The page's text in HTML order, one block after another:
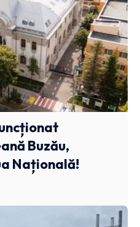
Buzău,
Națională!